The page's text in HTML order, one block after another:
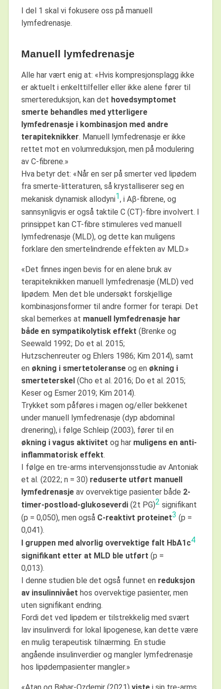
I del 1 skal vi fokusere oss på manuell
lymfedrenasje.
Manuell lymfedrenasje
Alle har vært enig at: «Hvis kompresjonsplagg ikke
er aktuelt i enkelttilfeller eller ikke alene fører til
smertereduksjon, kan det hovedsymptomet
smerte behandles med ytterligere
lymfedrenasje i kombinasjon med andre
terapiteknikker. Manuell lymfedrenasje er ikke
rettet mot en volumreduksjon, men på modulering
av C-fibrene.»
Hva betyr det: «Når en ser på smerter ved lipødem
fra smerte-litteraturen, så krystalliserer seg en
mekanisk dynamisk allodyni1, i Aβ-fibrene, og
sannsynligvis er også taktile C (CT)-fibre involvert. I
prinsippet kan CT-fibre stimuleres ved manuell
lymfedrenasje (MLD), og dette kan muligens
forklare den smertelindrende effekten av MLD.»
«Det finnes ingen bevis for en alene bruk av
terapiteknikken manuell lymfedrenasje (MLD) ved
lipødem. Men det ble undersøkt forskjellige
kombinasjonsformer til andre former for terapi. Det
skal bemerkes at manuell lymfedrenasje har
både en sympatikolytisk effekt (Brenke og
Seewald 1992; Do et al. 2015;
Hutzschenreuter og Ehlers 1986; Kim 2014), samt
en økning i smertetoleranseog en økning i
smerteterskel(Cho et al. 2016; Do et al. 2015;
Keser og Esmer 2019; Kim 2014).
Trykket som påføres i magen og/eller bekkenet
under manuell lymfedrenasje (dyp abdominal
drenering), i følge Schleip (2003), fører til en
økning i vagus aktivitet og har muligens en anti-
inflammatorisk effekt.
I følge en tre-arms intervensjonsstudie av Antoniak
et al. (2022; n = 30) reduserte utført manuell
lymfedrenasjeav overvektige pasienter både 2-
timer-postload-glukoseverdi(2t PG)2 signifikant
(p = 0,050), men også C-reaktivt proteinet3 (p =
0,041).
I gruppen med alvorlig overvektige falt HbA1c4
signifikant etter at MLD ble utført (p =
0,013).
I denne studien ble det også funnet en reduksjon
av insulinnivået hos overvektige pasienter, men
uten signifikant endring.
Fordi det ved lipødem er tilstrekkelig med svært
lav insulinverdi for lokal lipogenese, kan dette være
en mulig terapeutisk tilnærming. En studie
angående insulinverdier og mangler lymfedrenasje
hos lipødempasienter mangler.»